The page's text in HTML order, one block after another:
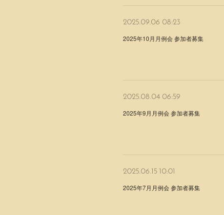
2025.09.06 08:23
2025年10月月例会 参加者募集
2025.08.04 06:59
2025年9月月例会 参加者募集
2025.06.15 10:01
2025年7月月例会 参加者募集